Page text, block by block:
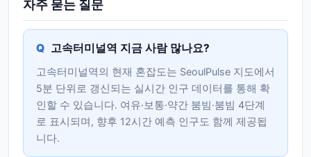
자주 묻는 질문
고속터미널역 지금 사람 많나요?
고속터미널역의 현재 혼잡도는 SeoulPulse 지도에서
5분 단위로 갱신되는 실시간 인구 데이터를 통해 확
인할 수 있습니다. 여유·보통·약간 붐빔·붐빔 4단계
로 표시되며, 향후 12시간 예측 인구도 함께 제공됩
니다.